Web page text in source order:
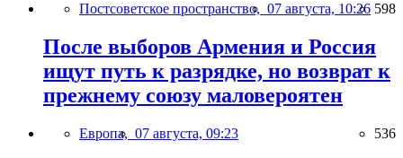
Постсоветское пространство, 07 августа, 10:26 598
После выборов Армения и Россия
ищут путь к разрядке, но возврат к
прежнему союзу маловероятен
Европа, 07 августа, 09:23 536